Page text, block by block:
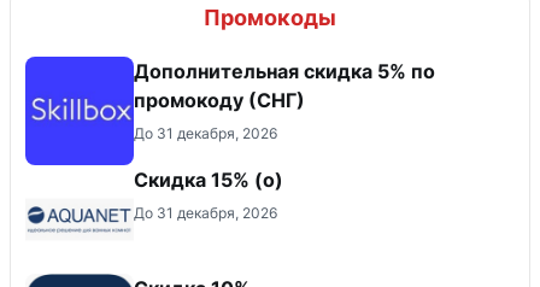
Промокоды
Дополнительная скидка 5% по
промокоду (СНГ)
До 31 декабря, 2026
Скидка 15% (о)
До 31 декабря, 2026